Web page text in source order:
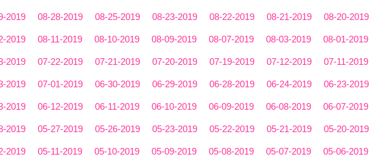
2019 08-28-2019 08-25-2019 08-23-2019 08-22-2019 08-21-2019 08-20-2019
2019 08-11-2019 08-10-2019 08-09-2019 08-07-2019 08-03-2019 08-01-2019
2019 07-22-2019 07-21-2019 07-20-2019 07-19-2019 07-12-2019 07-11-2019
2019 07-01-2019 06-30-2019 06-29-2019 06-28-2019 06-24-2019 06-23-2019
2019 06-12-2019 06-11-2019 06-10-2019 06-09-2019 06-08-2019 06-07-2019
2019 05-27-2019 05-26-2019 05-23-2019 05-22-2019 05-21-2019 05-20-2019
2019 05-11-2019 05-10-2019 05-09-2019 05-08-2019 05-07-2019 05-06-2019